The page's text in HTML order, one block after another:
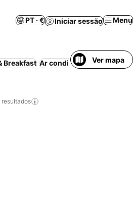
PT · € Iniciar sessão Menu
Breakfast Ar condicionadoVer mapa
resultados